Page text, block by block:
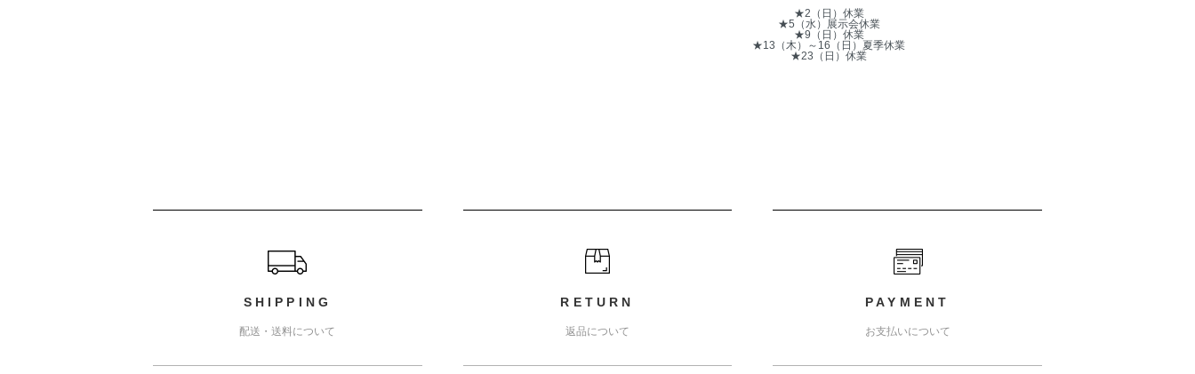
★2（日）休業
★5（水）展示会休業
★9（日）休業
★13（木）～16（日）夏季休業
★23（日）休業
ショッピングガイド
SHIPPING
配送・送料について
RETURN
返品について
PAYMENT
お支払いについて